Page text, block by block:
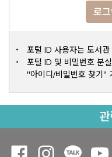
로
포털 ID 사용자는 도서
포털 ID 및 비밀번호 분
"아이디/비밀번호 찾기"
Opens a new
Opens a